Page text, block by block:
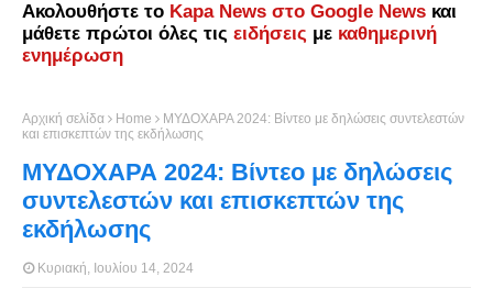
Ακολουθήστε το Kapa News στο Google News και
μάθετε πρώτοι όλες τις ειδήσεις με καθημερινή
ενημέρωση
Αρχική σελίδα Home
ΜΥΔΟΧΑΡΑ 2024: Βίντεο με δηλώσεις συντελεστών
και επισκεπτών της εκδήλωσης
ΜΥΔΟΧΑΡΑ 2024: Βίντεο με δηλώσεις
συντελεστών και επισκεπτών της
εκδήλωσης
Κυριακή, Ιουλίου 14, 2024